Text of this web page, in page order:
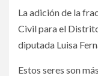
La adición de la
Civil para el
diputada Luisa
Estos seres son